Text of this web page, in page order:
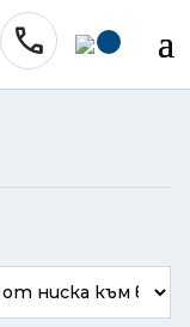
phone